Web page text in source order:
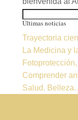
Últimas noticias
Trayectoria
La Medicina y
Comprender
Salud. Belleza.